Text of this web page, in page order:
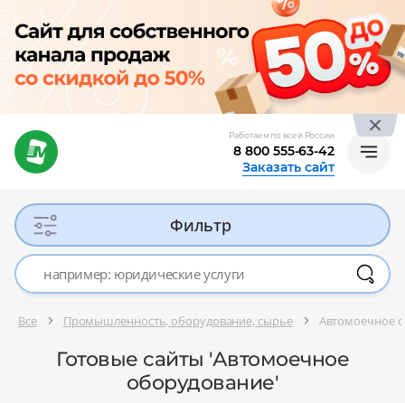
Работаем по всей России
8 800 555-63-42
Заказать сайт
Фильтр
Все Промышленность, оборудование, сырье Автомоечное
Готовые сайты 'Автомоечное
оборудование'